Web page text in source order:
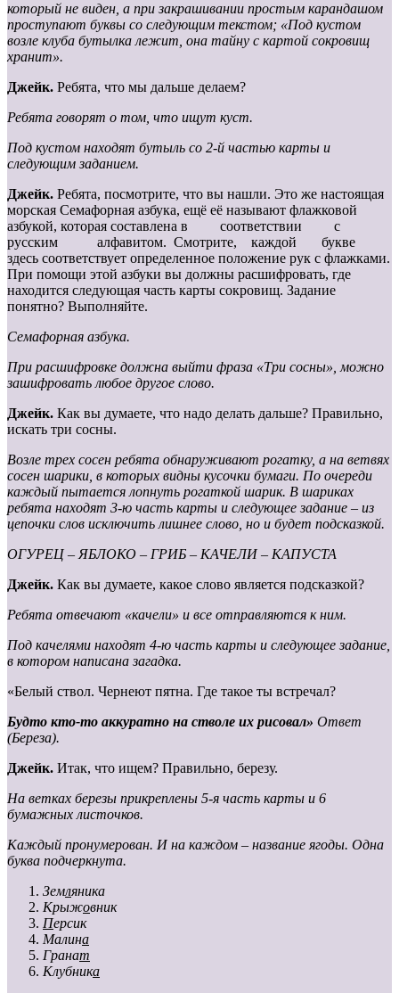
который не виден, а при закрашивании простым карандашом
проступают буквы со следующим текстом; «Под кустом
возле клуба бутылка лежит, она тайну с картой сокровищ
хранит».
Джейк. Ребята, что мы дальше делаем?
Ребята говорят о том, что ищут куст.
Под кустом находят бутыль со 2-й частью карты и
следующим заданием.
Джейк. Ребята, посмотрите, что вы нашли. Это же настоящая
морская Семафорная азбука, ещё её называют флажковой
азбукой, которая составлена в соответствии с
русским алфавитом. Смотрите, каждой букве
здесь соответствует определенное положение рук с флажками.
При помощи этой азбуки вы должны расшифровать, где
находится следующая часть карты сокровищ. Задание
понятно? Выполняйте.
Семафорная азбука.
При расшифровке должна выйти фраза «Три сосны», можно
зашифровать любое другое слово.
Джейк. Как вы думаете, что надо делать дальше? Правильно,
искать три сосны.
Возле трех сосен ребята обнаруживают рогатку, а на ветвях
сосен шарики, в которых видны кусочки бумаги. По очереди
каждый пытается лопнуть рогаткой шарик. В шариках
ребята находят 3-ю часть карты и следующее задание – из
цепочки слов исключить лишнее слово, но и будет подсказкой.
ОГУРЕЦ – ЯБЛОКО – ГРИБ – КАЧЕЛИ – КАПУСТА
Джейк. Как вы думаете, какое слово является подсказкой?
Ребята отвечают «качели» и все отправляются к ним.
Под качелями находят 4-ю часть карты и следующее задание,
в котором написана загадка.
«Белый ствол. Чернеют пятна. Где такое ты встречал?
Будто кто-то аккуратно на стволе их рисовал» Ответ
(Береза).
Джейк. Итак, что ищем? Правильно, березу.
На ветках березы прикреплены 5-я часть карты и 6
бумажных листочков.
Каждый пронумерован. И на каждом – название ягоды. Одна
буква подчеркнута.
Земляника
Крыжовник
Персик
Малина
Гранат
Клубника